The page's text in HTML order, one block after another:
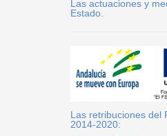
Las actuaciones y
Estado.
Las retribuciones del
2014-2020: